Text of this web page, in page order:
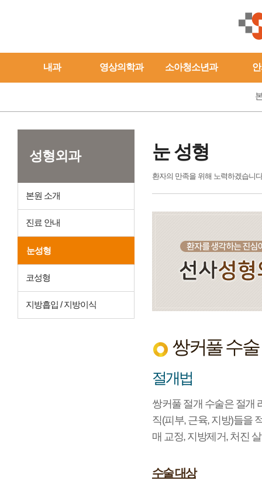
내과 영상의학과 소아청소년과
성형외과
본원 소개
진료 안내
눈성형
코성형
지방흡입 / 지방이식
눈 성형
환자의 만족을 위해 노력하겠습니
쌍커풀 수술
절개법
쌍커풀 절개 수술은 절개
직(피부, 근육, 지방)들을
매 교정, 지방제거, 처진
수술 대상